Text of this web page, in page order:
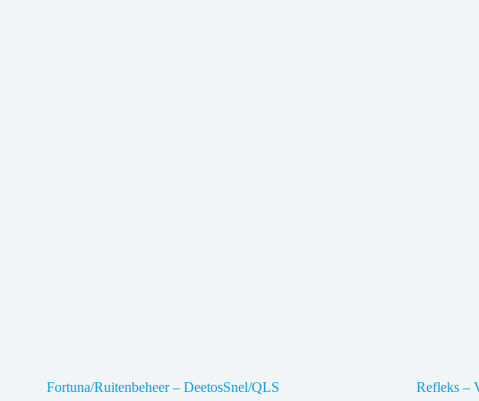
Fortuna/Ruitenbeheer – DeetosSnel/QLS Refleks –